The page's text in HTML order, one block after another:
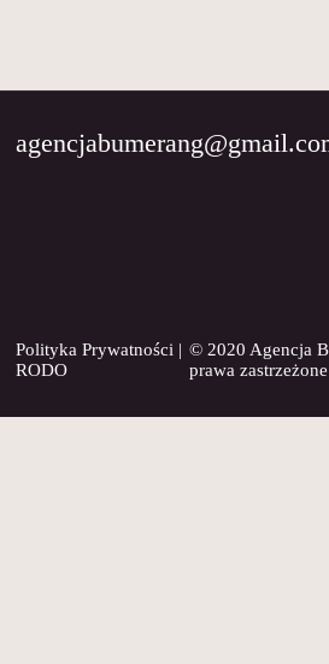
O
Polityka Prywatności |
RODO
© 2020 Agencja
prawa